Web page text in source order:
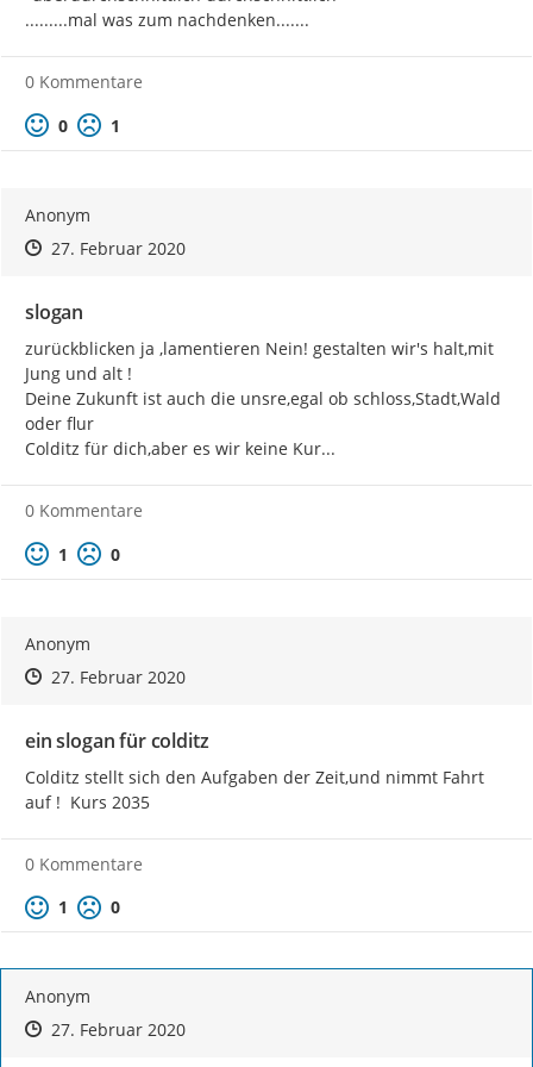
www.colditz.de/slogan. Das Beteiligungsportal ist vom 28.01.
bis 28.02.20 dafür geöffnet. Es kommen 5-6 Vorschläge in
einer öffentlichen Arbeitsberatung des Stadtrates am
Wir freuen uns auf Ihre Einsendungen.
.........mal was zum nachdenken.......
0 Kommentare
Positive Bewertung
0 Negative Bewertung
1
Anonym
Zeitpunkt des Erstellens
Zeitpunkt des Erstellens
27. Februar 2020Zur Äußerung
slogan
zurückblicken ja ,lamentieren Nein! gestalten wir's halt,mit
Jung und alt !
Deine Zukunft ist auch die unsre,egal ob schloss,Stadt,Wald
oder flur
Colditz für dich,aber es wir keine Kur...
0 Kommentare
Positive Bewertung
1 Negative Bewertung
0
Anonym
Zeitpunkt des Erstellens
Zeitpunkt des Erstellens
27. Februar 2020Zur Äußerung
ein slogan für colditz
Colditz stellt sich den Aufgaben der Zeit,und nimmt Fahrt
auf !  Kurs 2035
0 Kommentare
Positive Bewertung
1 Negative Bewertung
0
Anonym
Zeitpunkt des Erstellens
Zeitpunkt des Erstellens
27. Februar 2020Zur Äußerung